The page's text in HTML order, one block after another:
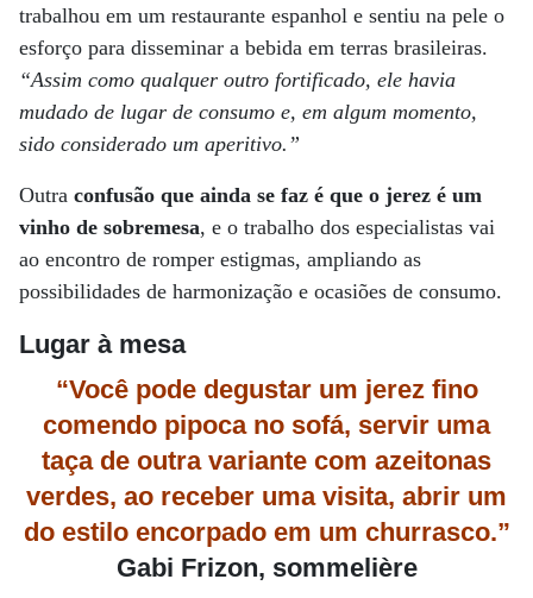
trabalhou em um restaurante espanhol e sentiu na pele o
esforço para disseminar a bebida em terras brasileiras.
“Assim como qualquer outro fortificado, ele havia
mudado de lugar de consumo e, em algum momento,
sido considerado um aperitivo.”
Outra confusão que ainda se faz é que o jerez é um
vinho de sobremesa, e o trabalho dos especialistas vai
ao encontro de romper estigmas, ampliando as
possibilidades de harmonização e ocasiões de consumo.
Lugar à mesa
“Você pode degustar um jerez fino
comendo pipoca no sofá, servir uma
taça de outra variante com azeitonas
verdes, ao receber uma visita, abrir um
do estilo encorpado em um churrasco.”
Gabi Frizon, sommelière